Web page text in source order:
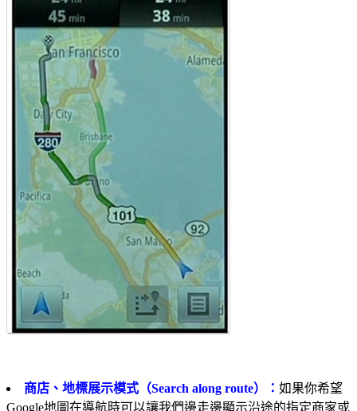
商店、地標展示模式（Search along route）： 如果你希望
Google地圖在導航時可以讓我們邊走邊顯示沿途的指定商家或